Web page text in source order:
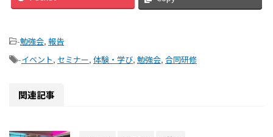
-勉強会, 報告
-イベント, セミナー, 体験・学び, 勉強会, 合同研修
関連記事